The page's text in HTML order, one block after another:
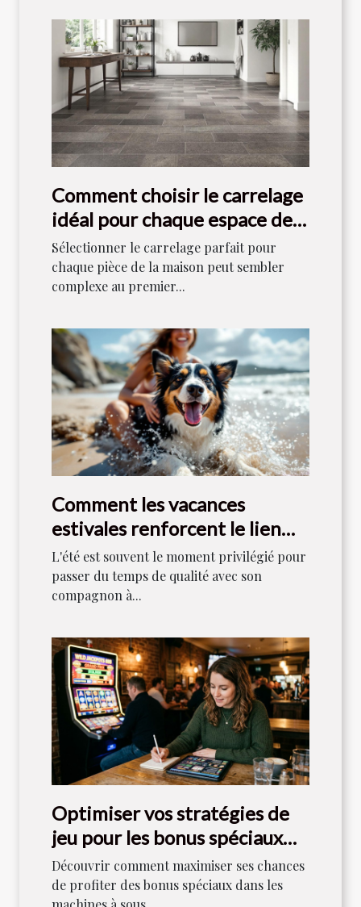
Comment choisir le carrelage
idéal pour chaque espace de
votre maison ?
Sélectionner le carrelage parfait pour
chaque pièce de la maison peut sembler
complexe au premier...
Comment les vacances
estivales renforcent le lien
entre maîtres et chiens ?
L'été est souvent le moment privilégié pour
passer du temps de qualité avec son
compagnon à...
Optimiser vos stratégies de
jeu pour les bonus spéciaux
dans les machines à sous
Découvrir comment maximiser ses chances
de profiter des bonus spéciaux dans les